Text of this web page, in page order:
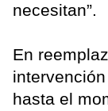
necesitan”.
En
hasta el